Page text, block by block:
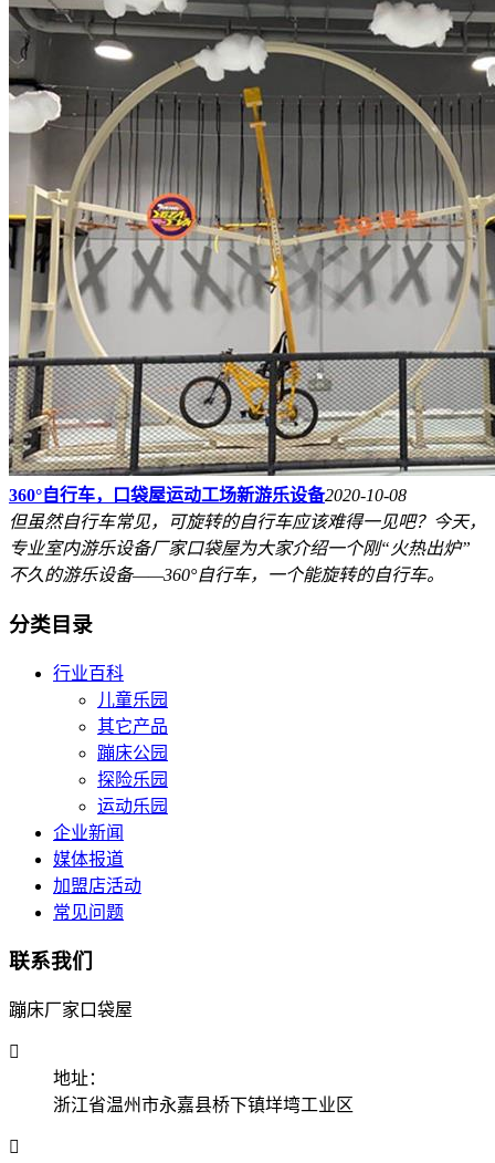
360°自行车，口袋屋运动工场新游乐设备2020-10-08
但虽然自行车常见，可旋转的自行车应该难得一见吧？今天，
专业室内游乐设备厂家口袋屋为大家介绍一个刚“火热出炉”
不久的游乐设备——360°自行车，一个能旋转的自行车。
分类目录
行业百科
儿童乐园
其它产品
蹦床公园
探险乐园
运动乐园
企业新闻
媒体报道
加盟店活动
常见问题
联系我们
蹦床厂家口袋屋

地址：
浙江省温州市永嘉县桥下镇垟塆工业区
